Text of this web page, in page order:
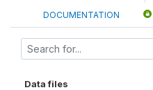
DOCUMENTATION
Data files